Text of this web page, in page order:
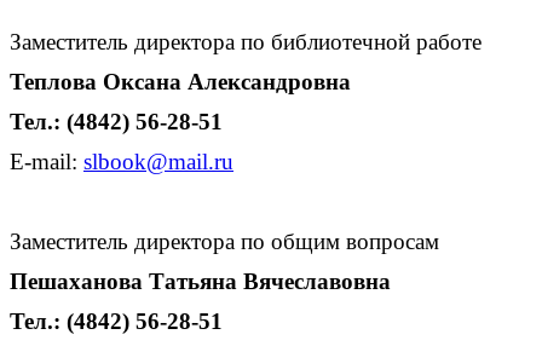
Заместитель директора по библиотечной работе
Теплова Оксана Александровна
Тел.: (4842) 56-28-51
E-mail: slbook@mail.ru
Заместитель директора по общим вопросам
Пешаханова Татьяна Вячеславовна
Тел.: (4842) 56-28-51